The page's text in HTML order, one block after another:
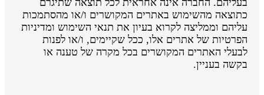
כתוצאה מהשימוש באתרים המקושרים ו/או מהסתמכות
עליהם וממליצה לקרוא בעיון את תנאי השימוש ומדיניות
הפרטיות של אתרים אלו, ככל שקיימים, ו/או לפנות
לבעלי האתרים המקושרים בכל מקרה של טענה או
בקשה בעניין.